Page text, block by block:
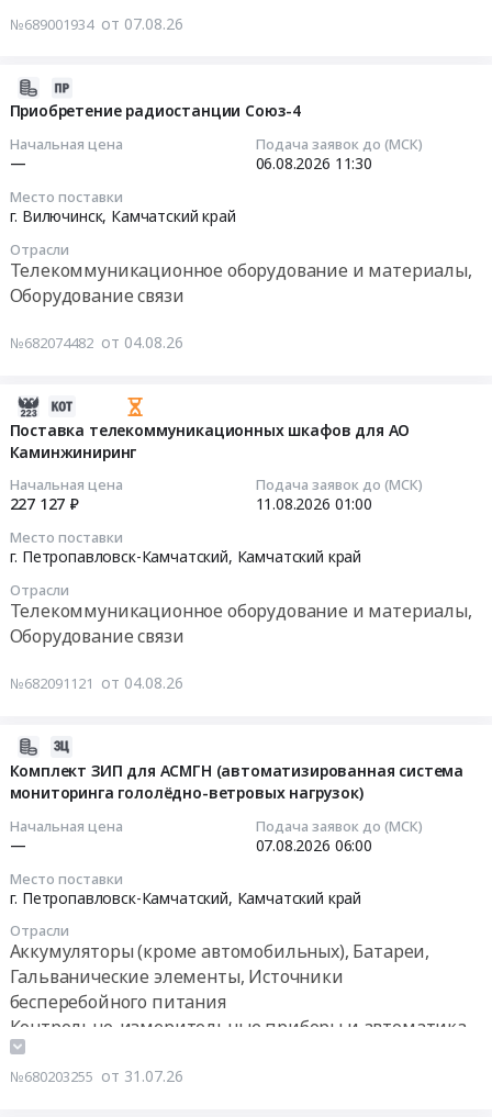
№689001934 от 07.08.26
Приобретение радиостанции Союз-4
Начальная цена
—
Подача заявок до (МСК)
06.08.2026 11:30
Место поставки
г. Вилючинск, Камчатский край
Отрасли
Телекоммуникационное оборудование и материалы,
Оборудование связи
№682074482 от 04.08.26
4
4
4.
Поставка телекоммуникационных шкафов для АО
Каминжиниринг
Начальная цена
227 127 ₽
Подача заявок до (МСК)
11.08.2026 01:00
Место поставки
г. Петропавловск-Камчатский, Камчатский край
Отрасли
Телекоммуникационное оборудование и материалы,
Оборудование связи
№682091121 от 04.08.26
Комплект ЗИП для АСМГН (автоматизированная система
мониторинга гололёдно-ветровых нагрузок)
Начальная цена
—
Подача заявок до (МСК)
07.08.2026 06:00
Место поставки
г. Петропавловск-Камчатский, Камчатский край
Отрасли
Аккумуляторы (кроме автомобильных), Батареи,
Гальванические элементы, Источники
бесперебойного питания
Контрольно-измерительные приборы и автоматика,
монтаж и обслуживание
Телекоммуникационное оборудование и материалы,
№680203255 от 31.07.26